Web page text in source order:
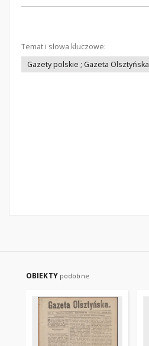
Temat i słowa kluczowe:
Gazety polskie ; Gazeta Olsztyńska
OBIEKTY podobne